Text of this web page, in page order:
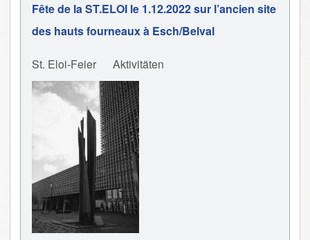
Fête de la ST.ELOI le 1.12.2022 sur l’ancien site
des hauts fourneaux à Esch/Belval
St. Eloi-Feier Aktivitäten